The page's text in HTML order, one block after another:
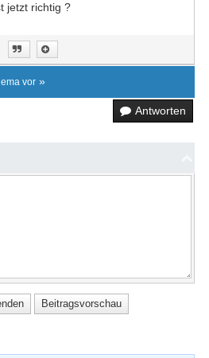
jetzt richtig ?
vor»
Antworten